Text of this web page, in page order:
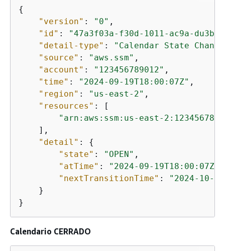
{
"version" : "0" ,
"id" :
"47a3f03a-f30d-1011-ac9a-
"detail-type" :
"Calendar State
"source" : "aws.ssm" ,
"account" : "123456789012" ,
"time" : "2024-09-19T18:00:07Z" ,
"region" : "us-east-2" ,
"resources" : [
"arn:aws:ssm:us-east-
    ],
"detail" : {
"state" : "OPEN" ,
"atTime" : "2024-09-19T18:00:07Z"
"nextTransitionTime" :
"2024-10-
    }
}
Calendario CERRADO